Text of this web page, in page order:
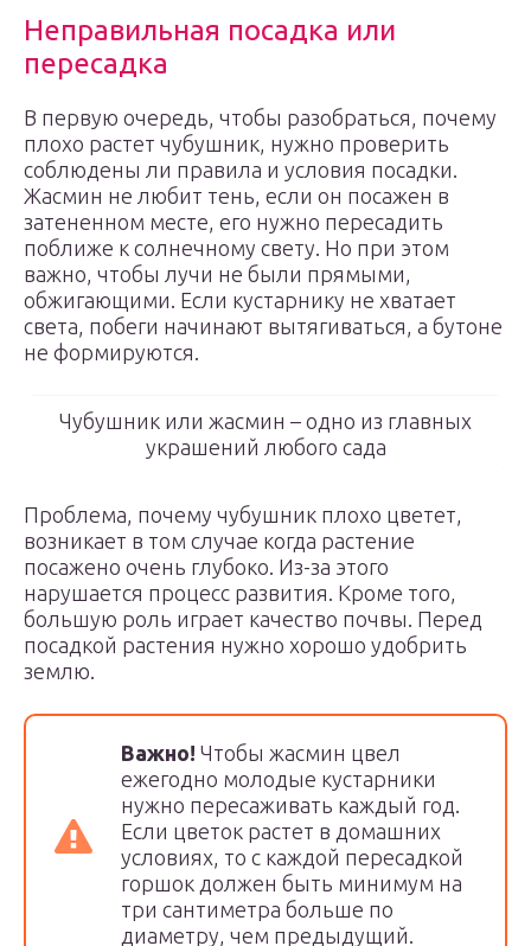
Неправильная посадка или
пересадка
В первую очередь, чтобы разобраться, почему
плохо растет чубушник, нужно проверить
соблюдены ли правила и условия посадки.
Жасмин не любит тень, если он посажен в
затененном месте, его нужно пересадить
поближе к солнечному свету. Но при этом
важно, чтобы лучи не были прямыми,
обжигающими. Если кустарнику не хватает
света, побеги начинают вытягиваться, а бутоне
не формируются.
Чубушник или жасмин – одно из главных
украшений любого сада
Проблема, почему чубушник плохо цветет,
возникает в том случае когда растение
посажено очень глубоко. Из-за этого
нарушается процесс развития. Кроме того,
большую роль играет качество почвы. Перед
посадкой растения нужно хорошо удобрить
землю.
Важно! Чтобы жасмин цвел
ежегодно молодые кустарники
нужно пересаживать каждый год.
Если цветок растет в домашних
условиях, то с каждой пересадкой
горшок должен быть минимум на
три сантиметра больше по
диаметру, чем предыдущий.